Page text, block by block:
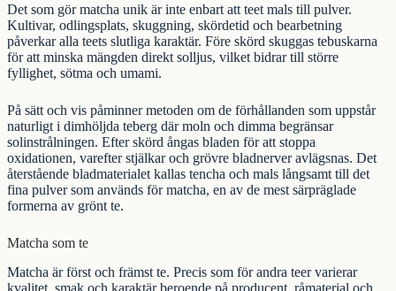
Det som gör matcha unik är inte enbart att teet mals till pulver.
Kultivar, odlingsplats, skuggning, skördetid och bearbetning
påverkar alla teets slutliga karaktär. Före skörd skuggas tebuskarna
för att minska mängden direkt solljus, vilket bidrar till större
fyllighet, sötma och umami.
På sätt och vis påminner metoden om de förhållanden som uppstår
naturligt i dimhöljda teberg där moln och dimma begränsar
solinstrålningen. Efter skörd ångas bladen för att stoppa
oxidationen, varefter stjälkar och grövre bladnerver avlägsnas. Det
återstående bladmaterialet kallas tencha och mals långsamt till det
fina pulver som används för matcha, en av de mest särpräglade
formerna av grönt te.
Matcha som te
Matcha är först och främst te. Precis som för andra teer varierar
kvalitet, smak och karaktär beroende på producent, råmaterial och